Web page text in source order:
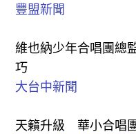
豐盟新聞
維也納少年合唱團總
巧
大台中新聞
天籟升級 華小合唱